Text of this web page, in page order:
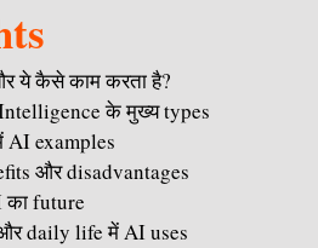
ये कैसे काम करता है?
के मुख्य types
AI examples
और disadvantages
future
daily life में AI uses